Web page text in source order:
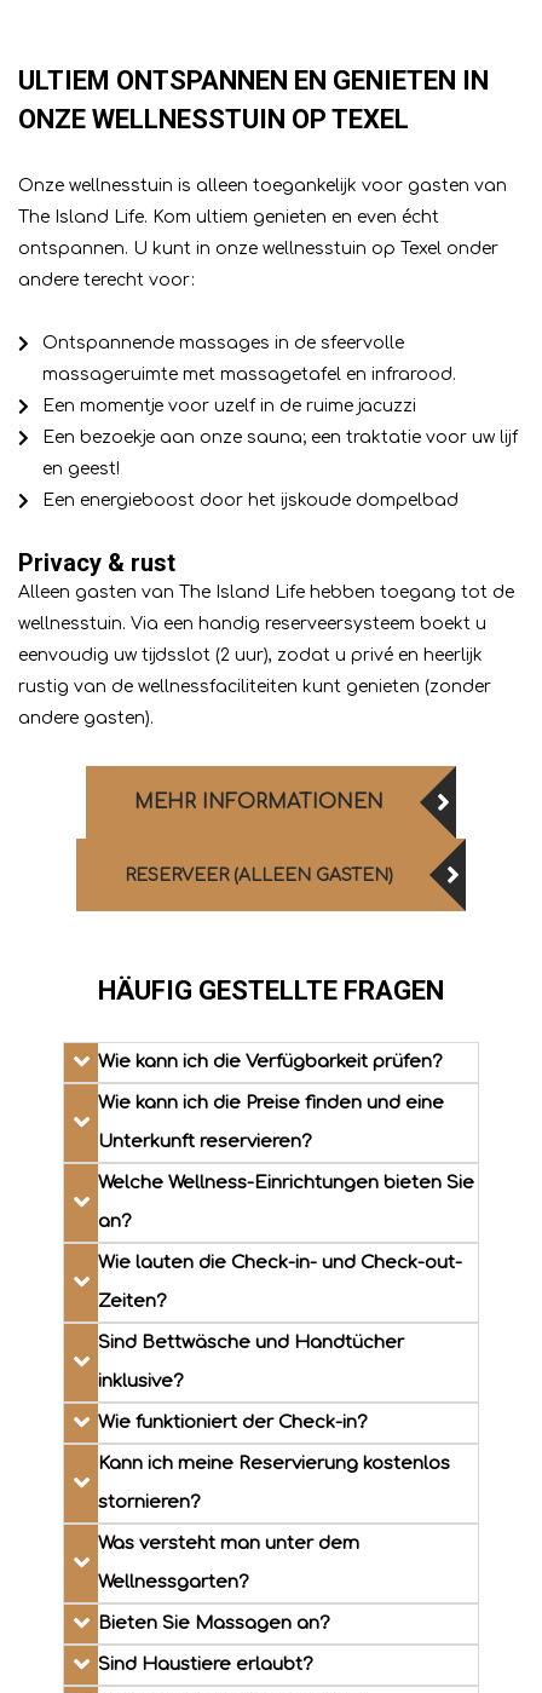
ULTIEM ONTSPANNEN EN GENIETEN IN
ONZE WELLNESSTUIN OP TEXEL
Onze wellnesstuin is alleen toegankelijk voor gasten van
The Island Life. Kom ultiem genieten en even écht
ontspannen. U kunt in onze wellnesstuin op Texel onder
andere terecht voor:
Ontspannende massages in de sfeervolle
massageruimte met massagetafel en infrarood.
Een momentje voor uzelf in de ruime jacuzzi
Een bezoekje aan onze sauna; een traktatie voor uw lijf
en geest!
Een energieboost door het ijskoude dompelbad
Privacy & rust
Alleen gasten van The Island Life hebben toegang tot de
wellnesstuin. Via een handig reserveersysteem boekt u
eenvoudig uw tijdsslot (2 uur), zodat u privé en heerlijk
rustig van de wellnessfaciliteiten kunt genieten (zonder
andere gasten).
MEHR INFORMATIONEN
RESERVEER (ALLEEN GASTEN)
HÄUFIG GESTELLTE FRAGEN
Wie kann ich die Verfügbarkeit prüfen?
Wie kann ich die Preise finden und eine
Unterkunft reservieren?
Welche Wellness-Einrichtungen bieten Sie
an?
Wie lauten die Check-in- und Check-out-
Zeiten?
Sind Bettwäsche und Handtücher
inklusive?
Wie funktioniert der Check-in?
Kann ich meine Reservierung kostenlos
stornieren?
Was versteht man unter dem
Wellnessgarten?
Bieten Sie Massagen an?
Sind Haustiere erlaubt?